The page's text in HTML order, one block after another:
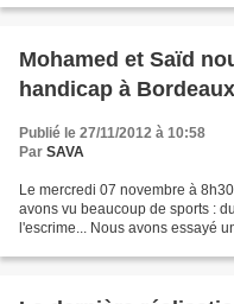
Mohamed et Saïd
handicap à Bordeaux
Publié le 27/11/2012 à 10:58
Par SAVA
Le mercredi 07 novembre à
avons vu beaucoup de sports :
l'escrime... Nous avons essayé